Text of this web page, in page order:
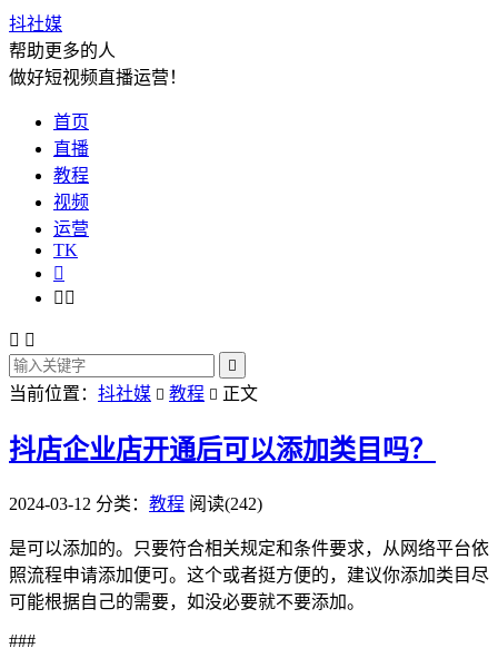
抖社媒
帮助更多的人
做好短视频直播运营！
首页
直播
教程
视频
运营
TK

 
 

当前位置： 抖社媒  教程  正文
抖店企业店开通后可以添加类目吗？
2024-03-12 分类： 教程 阅读(242)
是可以添加的。只要符合相关规定和条件要求，从网络平台依
照流程申请添加便可。这个或者挺方便的，建议你添加类目尽
可能根据自己的需要，如没必要就不要添加。
###